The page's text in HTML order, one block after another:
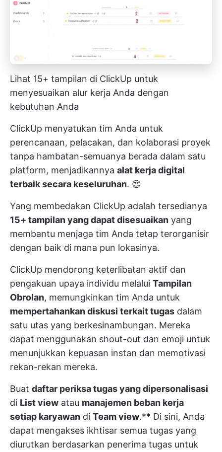
Lihat 15+ tampilan di ClickUp untuk
menyesuaikan alur kerja Anda dengan
kebutuhan Anda
ClickUp menyatukan tim Anda untuk
perencanaan, pelacakan, dan kolaborasi proyek
tanpa hambatan-semuanya berada dalam satu
platform, menjadikannya alat kerja digital
terbaik secara keseluruhan. 😍
Yang membedakan ClickUp adalah tersedianya
15+ tampilan yang dapat disesuaikan yang
membantu menjaga tim Anda tetap terorganisir
dengan baik di mana pun lokasinya.
ClickUp mendorong keterlibatan aktif dan
pengakuan upaya individu melalui Tampilan
Obrolan, memungkinkan tim Anda untuk
mempertahankan diskusi terkait tugas dalam
satu utas yang berkesinambungan. Mereka
dapat menggunakan shout-out dan emoji untuk
menunjukkan kepuasan instan dan memotivasi
rekan-rekan mereka.
Buat daftar periksa tugas yang dipersonalisasi
di List view atau manajemen beban kerja
setiap karyawan di Team view.** Di sini, Anda
dapat mengakses ikhtisar semua tugas yang
diurutkan berdasarkan penerima tugas untuk